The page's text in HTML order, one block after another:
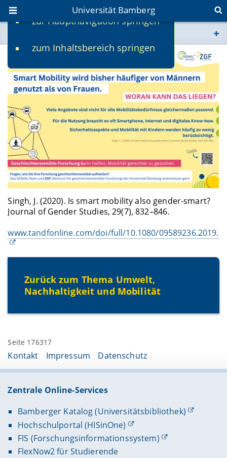
zur Hauptnavigation springen
zum Inhaltsbereich springen
Universität Bamberg
www.uni-bamberg.de
univis.uni-bamberg.de
fis.uni-bamberg.de
Singh, J. (2020). Is smart mobility also gender-smart?
Journal of Gender Studies, 29(7), 832–846.
www.tandfonline.com/doi/full/10.1080/
Zurück zum Thema Umwelt,
Nachhaltigkeit und Mobilität
Seite 176317
Kontakt Impressum Datenschutz
Zentrale Online-Services
Bamberger Katalog (Universitätsbibliothek)
Hochschulportal (HISinOne)
FIS (Forschungsinformationssystem)
FlexNow2 für Studierende